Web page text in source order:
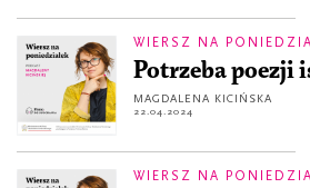
WIERSZ NA
Potrzeba poezji
MAGDALENA KICIŃSKA
22.04.2024
WIERSZ NA